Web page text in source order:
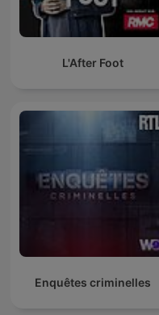
L'After Foot
Enquêtes criminelles